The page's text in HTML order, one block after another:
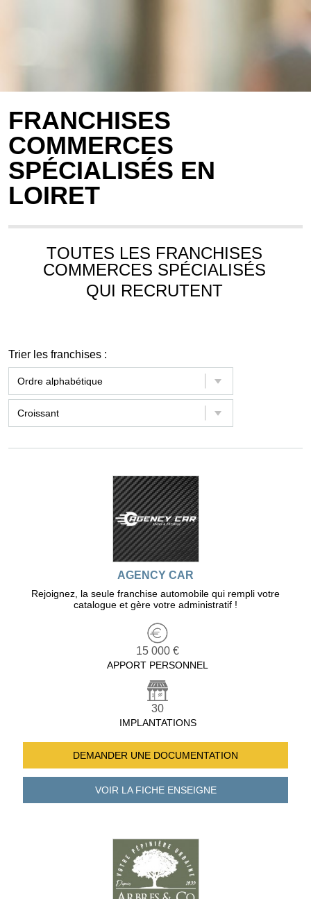
FRANCHISES
COMMERCES
SPÉCIALISÉS EN
LOIRET
TOUTES LES FRANCHISES
COMMERCES SPÉCIALISÉS
QUI RECRUTENT
Trier les franchises :
AGENCY CAR
Rejoignez, la seule franchise automobile qui rempli votre
catalogue et gère votre administratif !
15 000 €
APPORT PERSONNEL
30
IMPLANTATIONS
DEMANDER UNE DOCUMENTATION
VOIR LA FICHEENSEIGNE